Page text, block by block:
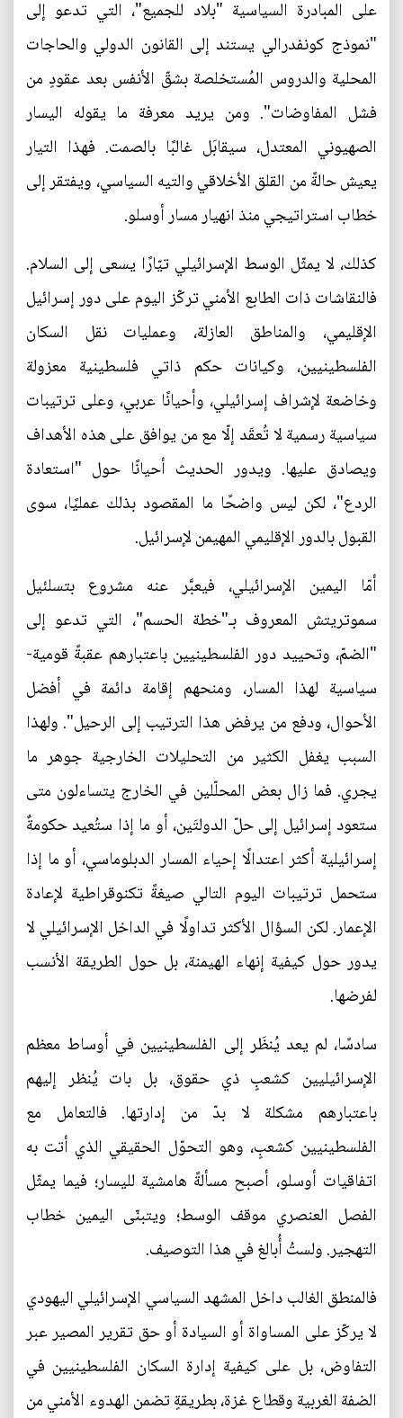
على المبادرة السياسية "بلاد للجميع"، التي تدعو إلى
"نموذج كونفدرالي يستند إلى القانون الدولي والحاجات
المحلية والدروس المُستخلصة بشقّ الأنفس بعد عقودٍ من
فشل المفاوضات". ومن يريد معرفة ما يقوله اليسار
الصهيوني المعتدل، سيقابَل غالبًا بالصمت. فهذا التيار
يعيش حالةً من القلق الأخلاقي والتيه السياسي، ويفتقر إلى
خطاب استراتيجي منذ انهيار مسار أوسلو.
كذلك، لا يمثّل الوسط الإسرائيلي تيّارًا يسعى إلى السلام.
فالنقاشات ذات الطابع الأمني تركّز اليوم على دور إسرائيل
الإقليمي، والمناطق العازلة، وعمليات نقل السكان
الفلسطينيين، وكيانات حكم ذاتي فلسطينية معزولة
وخاضعة لإشراف إسرائيلي، وأحيانًا عربي، وعلى ترتيبات
سياسية رسمية لا تُعقَد إلّا مع من يوافق على هذه الأهداف
ويصادق عليها. ويدور الحديث أحيانًا حول "استعادة
الردع"، لكن ليس واضحًا ما المقصود بذلك عمليًا، سوى
القبول بالدور الإقليمي المهيمن لإسرائيل.
أمّا اليمين الإسرائيلي، فيعبَّر عنه مشروع بتسلئيل
سموتريتش المعروف بـ"خطة الحسم"، التي تدعو إلى
"الضمّ، وتحييد دور الفلسطينيين باعتبارهم عقبةً قومية-
سياسية لهذا المسار، ومنحهم إقامة دائمة في أفضل
الأحوال، ودفع من يرفض هذا الترتيب إلى الرحيل". ولهذا
السبب يغفل الكثير من التحليلات الخارجية جوهر ما
يجري. فما زال بعض المحلّلين في الخارج يتساءلون متى
ستعود إسرائيل إلى حلّ الدولتَين، أو ما إذا ستُعيد حكومةٌ
إسرائيلية أكثر اعتدالًا إحياء المسار الدبلوماسي، أو ما إذا
ستحمل ترتيبات اليوم التالي صيغةً تكنوقراطية لإعادة
الإعمار. لكن السؤال الأكثر تداولًا في الداخل الإسرائيلي لا
يدور حول كيفية إنهاء الهيمنة، بل حول الطريقة الأنسب
لفرضها.
سادسًا، لم يعد يُنظَر إلى الفلسطينيين في أوساط معظم
الإسرائيليين كشعبٍ ذي حقوق، بل بات يُنظر إليهم
باعتبارهم مشكلة لا بدّ من إدارتها. فالتعامل مع
الفلسطينيين كشعبٍ، وهو التحوّل الحقيقي الذي أتت به
اتفاقيات أوسلو، أصبح مسألةً هامشية لليسار؛ فيما يمثّل
الفصل العنصري موقف الوسط؛ ويتبنّى اليمين خطاب
التهجير. ولستُ أُبالغ في هذا التوصيف.
فالمنطق الغالب داخل المشهد السياسي الإسرائيلي اليهودي
لا يركّز على المساواة أو السيادة أو حق تقرير المصير عبر
التفاوض، بل على كيفية إدارة السكان الفلسطينيين في
الضفة الغربية وقطاع غزة، بطريقةٍ تضمن الهدوء الأمني من